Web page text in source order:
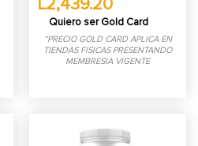
L2,439.20
Quiero ser Gold Card
*PRECIO GOLD CARD APLICA EN
TIENDAS FISICAS PRESENTANDO
MEMBRESIA VIGENTE